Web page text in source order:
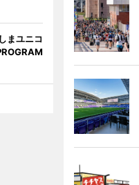
まユニコ